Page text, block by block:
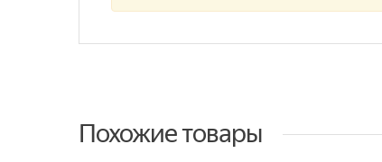
Похожие товары